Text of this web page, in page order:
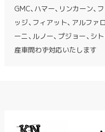
GMC、ハマー、リンカーン、
ッジ、フィアット、アルファ
ーニ、ルノー、プジョー、シ
産車問わず対応いたします